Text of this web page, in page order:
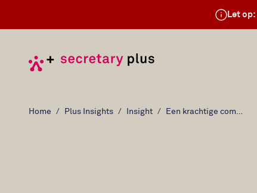
Let op:
Home Plus Insights Insight Een krachtige competentie: persoonlijk leiderschap